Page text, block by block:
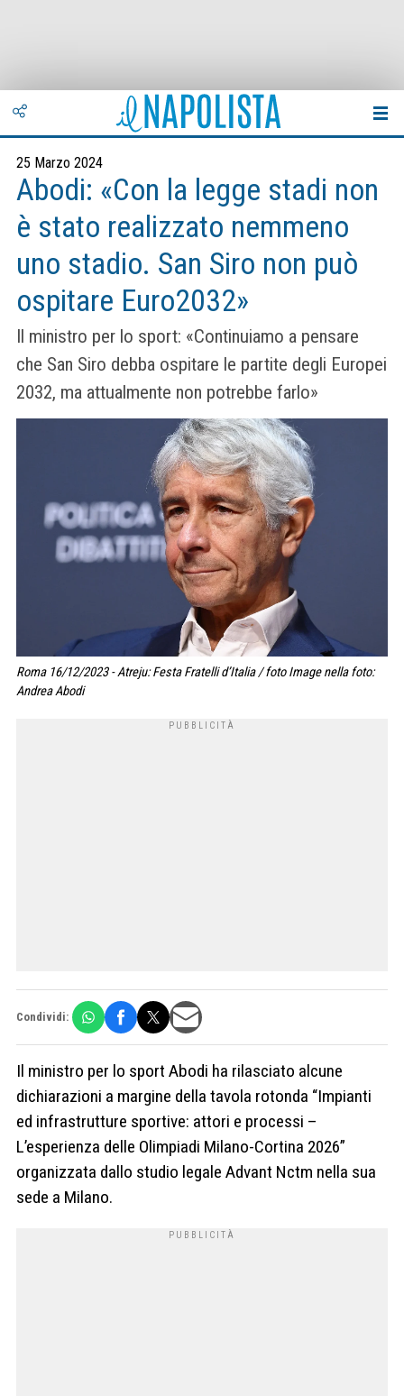
25 Marzo 2024
Abodi: «Con la legge stadi non
è stato realizzato nemmeno
uno stadio. San Siro non può
ospitare Euro2032»
Il ministro per lo sport: «Continuiamo a pensare
che San Siro debba ospitare le partite degli Europei
2032, ma attualmente non potrebbe farlo»
Roma 16/12/2023 - Atreju: Festa Fratelli d’Italia / foto Image nella foto:
Andrea Abodi
Condividi:
Il ministro per lo sport Abodi ha rilasciato alcune
dichiarazioni a margine della tavola rotonda “Impianti
ed infrastrutture sportive: attori e processi –
L’esperienza delle Olimpiadi Milano-Cortina 2026”
organizzata dallo studio legale Advant Nctm nella sua
sede a Milano.